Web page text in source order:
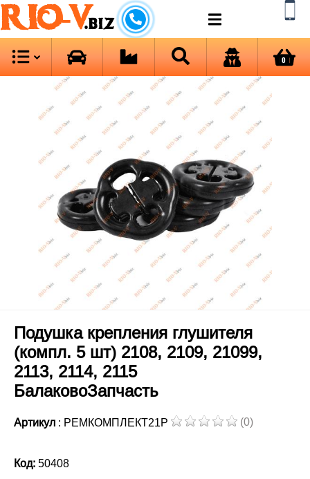
RIO-V.biz
0
Подушка крепления глушителя
(компл. 5 шт) 2108, 2109, 21099,
2113, 2114, 2115
БалаковоЗапчасть
Артикул : РЕМКОМПЛЕКТ21Р (0)
Код: 50408